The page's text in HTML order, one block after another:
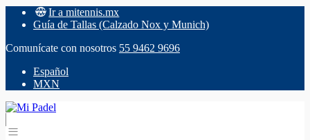
Ir a mitennis.mx
Guía de Tallas (Calzado Nox y Munich)
Comunícate con nosotros 55 9462 9696
Español
MXN